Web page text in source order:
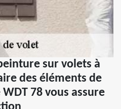
sur volets à
des éléments de
78 vous assure